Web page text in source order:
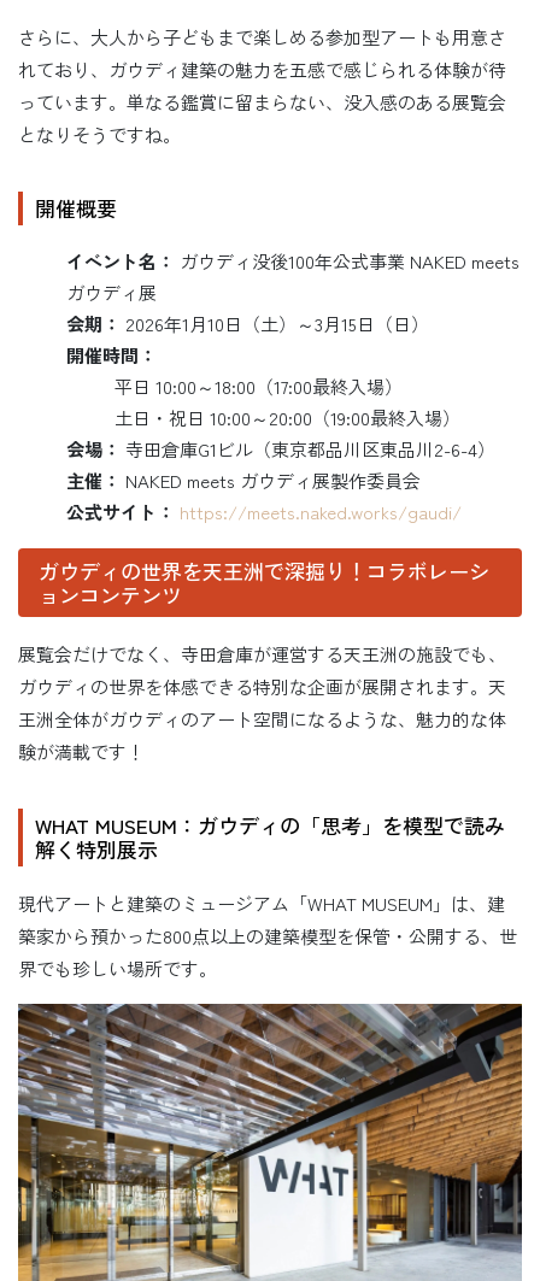
さらに、大人から子どもまで楽しめる参加型アートも用意さ
れており、ガウディ建築の魅力を五感で感じられる体験が待
っています。単なる鑑賞に留まらない、没入感のある展覧会
となりそうですね。
開催概要
イベント名： ガウディ没後100年公式事業 NAKED meets
ガウディ展
会期： 2026年1月10日（土）～3月15日（日）
開催時間：
平日 10:00～18:00（17:00最終入場）
土日・祝日 10:00～20:00（19:00最終入場）
会場： 寺田倉庫G1ビル（東京都品川区東品川2-6-4）
主催： NAKED meets ガウディ展製作委員会
公式サイト： https://meets.naked.works/gaudi/
ガウディの世界を天王洲で深掘り！コラボレーシ
ョンコンテンツ
展覧会だけでなく、寺田倉庫が運営する天王洲の施設でも、
ガウディの世界を体感できる特別な企画が展開されます。天
王洲全体がガウディのアート空間になるような、魅力的な体
験が満載です！
WHAT MUSEUM：ガウディの「思考」を模型で読み
解く特別展示
現代アートと建築のミュージアム「WHAT MUSEUM」は、建
築家から預かった800点以上の建築模型を保管・公開する、世
界でも珍しい場所です。